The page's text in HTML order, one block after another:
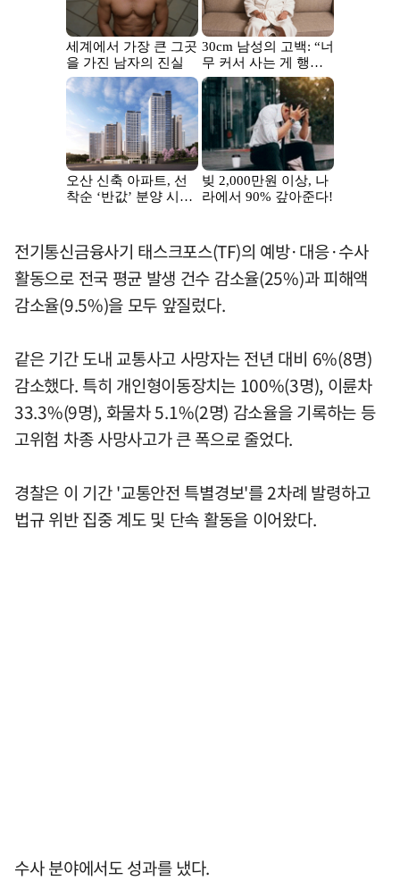
전기통신금융사기 태스크포스(TF)의 예방·대응·수사
활동으로 전국 평균 발생 건수 감소율(25%)과 피해액
감소율(9.5%)을 모두 앞질렀다.
같은 기간 도내 교통사고 사망자는 전년 대비 6%(8명)
감소했다. 특히 개인형이동장치는 100%(3명), 이륜차
33.3%(9명), 화물차 5.1%(2명) 감소율을 기록하는 등
고위험 차종 사망사고가 큰 폭으로 줄었다.
경찰은 이 기간 '교통안전 특별경보'를 2차례 발령하고
법규 위반 집중 계도 및 단속 활동을 이어왔다.
수사 분야에서도 성과를 냈다.